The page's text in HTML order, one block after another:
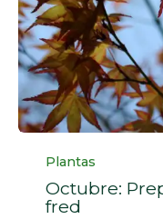
Categoria
Plantas
Octubre:
fred